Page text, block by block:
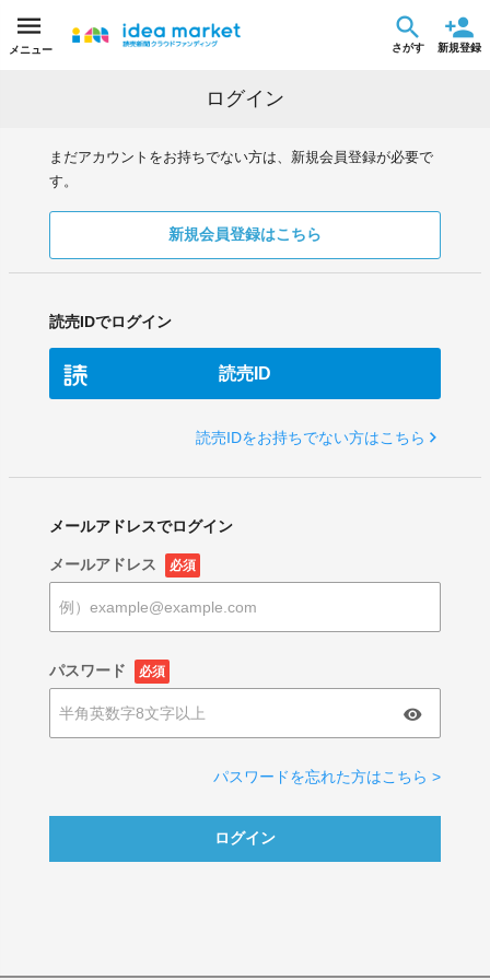
メニュー さがす 新規登録
ログイン
まだアカウントをお持ちでない方は、新規会員登録が必要で
す。
新規会員登録はこちら
読売IDでログイン
読売ID
読売IDをお持ちでない方はこちら
メールアドレスでログイン
メールアドレス 必須
パスワード 必須
パスワードを忘れた方はこちら >
ログイン